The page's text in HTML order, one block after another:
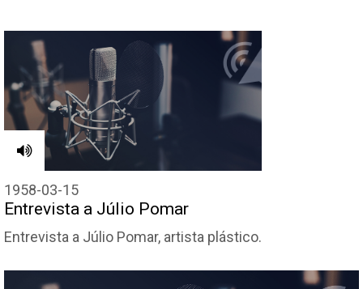
1958-03-15
Entrevista a Júlio Pomar
Entrevista a Júlio Pomar, artista plástico.